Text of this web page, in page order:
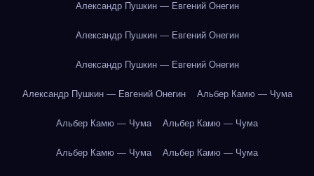
Александр Пушкин — Евгений Онегин
Александр Пушкин — Евгений Онегин
Александр Пушкин — Евгений Онегин
Александр Пушкин — Евгений Онегин Альбер Камю — Чума
Альбер Камю — Чума Альбер Камю — Чума
Альбер Камю — Чума Альбер Камю — Чума